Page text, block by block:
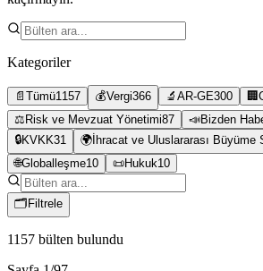
Kategoriler
📄 Tümü1157 💰Vergi366 🔬 AR-GE300 🏢
⚖️ Risk ve Mevzuat Yönetimi87 📣Bizden
🔒KVKK31 🌍 İhracat ve Uluslararası Büyüme
🌐Globalleşme10 📜Hukuk10
🗂 Filtrele
1157 bülten bulundu